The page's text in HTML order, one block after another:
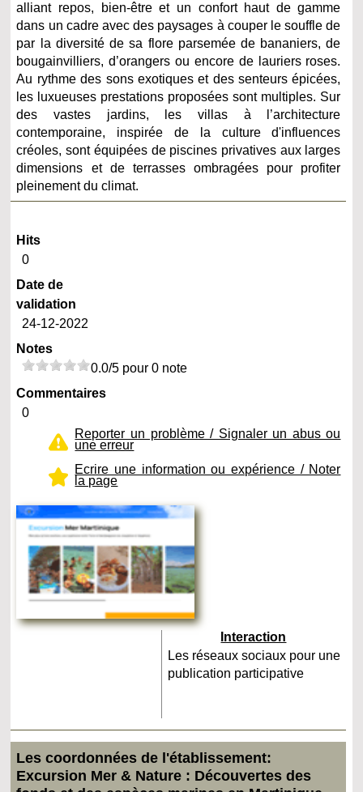
alliant repos, bien-être et un confort haut de gamme
dans un cadre avec des paysages à couper le souffle de
par la diversité de sa flore parsemée de bananiers, de
bougainvilliers, d’orangers ou encore de lauriers roses.
Au rythme des sons exotiques et des senteurs épicées,
les luxueuses prestations proposées sont multiples. Sur
des vastes jardins, les villas à l’architecture
contemporaine, inspirée de la culture d'influences
créoles, sont équipées de piscines privatives aux larges
dimensions et de terrasses ombragées pour profiter
pleinement du climat.
Hits
0
Date de
validation
24-12-2022
Notes
0.0/5 pour 0 note
Commentaires
0
Reporter un problème / Signaler un abus ou
une erreur
Ecrire une information ou expérience / Noter
la page
Interaction
Les réseaux sociaux pour une
publication participative
Les coordonnées de l'établissement:
Excursion Mer & Nature : Découvertes des